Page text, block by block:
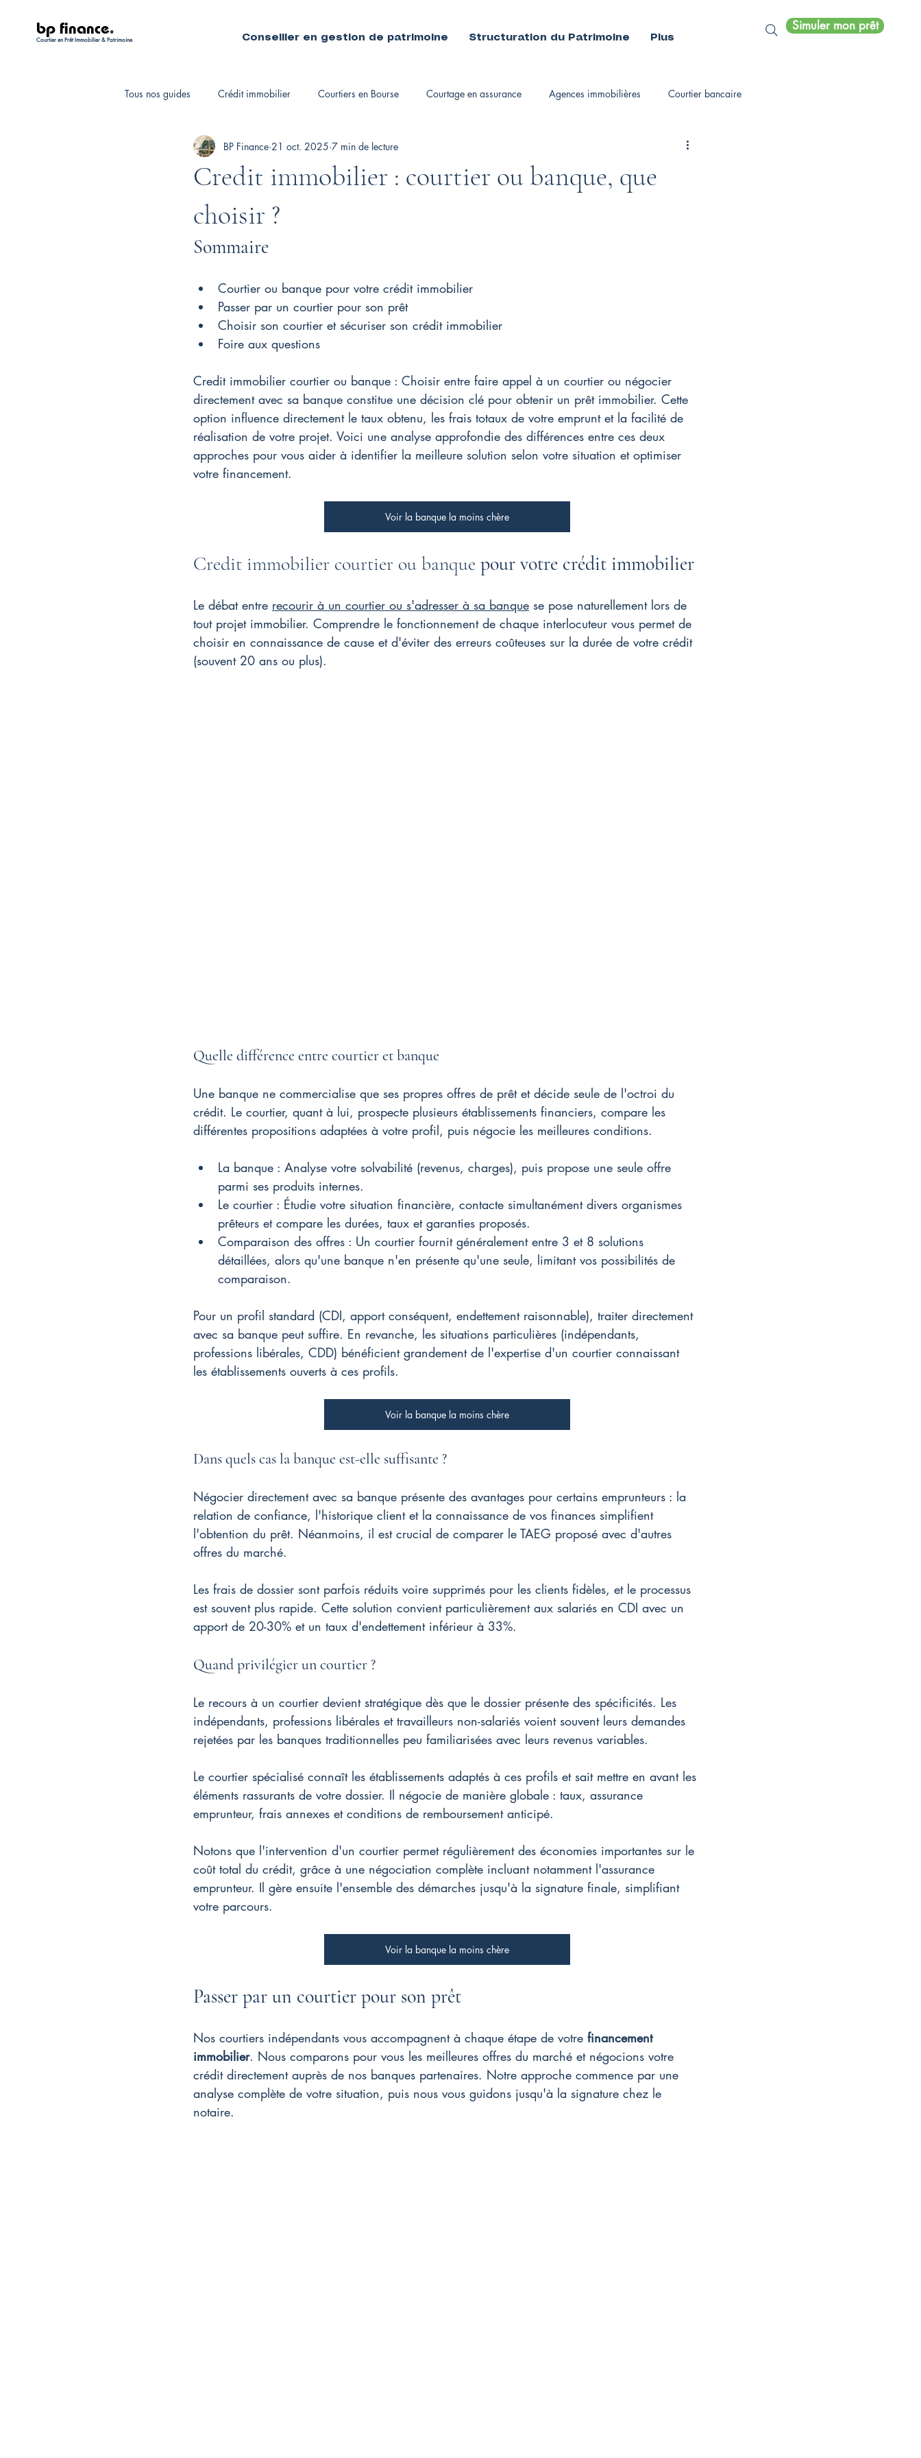
bp finance.
Courtier en Prêt Immobilier & Patrimoine Conseiller en gestion de patrimoine Structuration du Patrimoine Plus
Simuler mon prêt
Tous nos guides Crédit immobilier Courtiers en Bourse Courtage en assurance Agences immobilières Courtier bancaire
Fiscalité personnelle Courtiers immobiliers
Credit immobilier : courtier ou banque, que
choisir ?
BP Finance 21 oct. 2025 7 min de lecture
Sommaire
Courtier ou banque pour votre crédit immobilier
Passer par un courtier pour son prêt
Choisir son courtier et sécuriser son crédit immobilier
Foire aux questions
Credit immobilier courtier ou banque : Choisir entre faire appel à un courtier ou négocier
directement avec sa banque constitue une décision clé pour obtenir un prêt immobilier. Cette
option influence directement le taux obtenu, les frais totaux de votre emprunt et la facilité de
réalisation de votre projet. Voici une analyse approfondie des différences entre ces deux
approches pour vous aider à identifier la meilleure solution selon votre situation et optimiser
votre financement.
Voir la banque la moins chère
Credit immobilier courtier ou banque pour votre crédit immobilier
Le débat entre recourir à un courtier ou s'adresser à sa banque se pose naturellement lors de
tout projet immobilier. Comprendre le fonctionnement de chaque interlocuteur vous permet de
choisir en connaissance de cause et d'éviter des erreurs coûteuses sur la durée de votre crédit
(souvent 20 ans ou plus).
Quelle différence entre courtier et banque
Une banque ne commercialise que ses propres offres de prêt et décide seule de l'octroi du
crédit. Le courtier, quant à lui, prospecte plusieurs établissements financiers, compare les
différentes propositions adaptées à votre profil, puis négocie les meilleures conditions.
La banque : Analyse votre solvabilité (revenus, charges), puis propose une seule offre
parmi ses produits internes.
Le courtier : Étudie votre situation financière, contacte simultanément divers organismes
prêteurs et compare les durées, taux et garanties proposés.
Comparaison des offres : Un courtier fournit généralement entre 3 et 8 solutions
détaillées, alors qu'une banque n'en présente qu'une seule, limitant vos possibilités de
comparaison.
Pour un profil standard (CDI, apport conséquent, endettement raisonnable), traiter directement
avec sa banque peut suffire. En revanche, les situations particulières (indépendants,
professions libérales, CDD) bénéficient grandement de l'expertise d'un courtier connaissant
les établissements ouverts à ces profils.
Voir la banque la moins chère
Dans quels cas la banque est-elle suffisante ?
Négocier directement avec sa banque présente des avantages pour certains emprunteurs : la
relation de confiance, l'historique client et la connaissance de vos finances simplifient
l'obtention du prêt. Néanmoins, il est crucial de comparer le TAEG proposé avec d'autres
offres du marché.
Les frais de dossier sont parfois réduits voire supprimés pour les clients fidèles, et le processus
est souvent plus rapide. Cette solution convient particulièrement aux salariés en CDI avec un
apport de 20-30% et un taux d'endettement inférieur à 33%.
Quand privilégier un courtier ?
Le recours à un courtier devient stratégique dès que le dossier présente des spécificités. Les
indépendants, professions libérales et travailleurs non-salariés voient souvent leurs demandes
rejetées par les banques traditionnelles peu familiarisées avec leurs revenus variables.
Le courtier spécialisé connaît les établissements adaptés à ces profils et sait mettre en avant les
éléments rassurants de votre dossier. Il négocie de manière globale : taux, assurance
emprunteur, frais annexes et conditions de remboursement anticipé.
Notons que l'intervention d'un courtier permet régulièrement des économies importantes sur le
coût total du crédit, grâce à une négociation complète incluant notamment l'assurance
emprunteur. Il gère ensuite l'ensemble des démarches jusqu'à la signature finale, simplifiant
votre parcours.
Voir la banque la moins chère
Passer par un courtier pour son prêt
Nos courtiers indépendants vous accompagnent à chaque étape de votre financement
immobilier. Nous comparons pour vous les meilleures offres du marché et négocions votre
crédit directement auprès de nos banques partenaires. Notre approche commence par une
analyse complète de votre situation, puis nous vous guidons jusqu'à la signature chez le
notaire.